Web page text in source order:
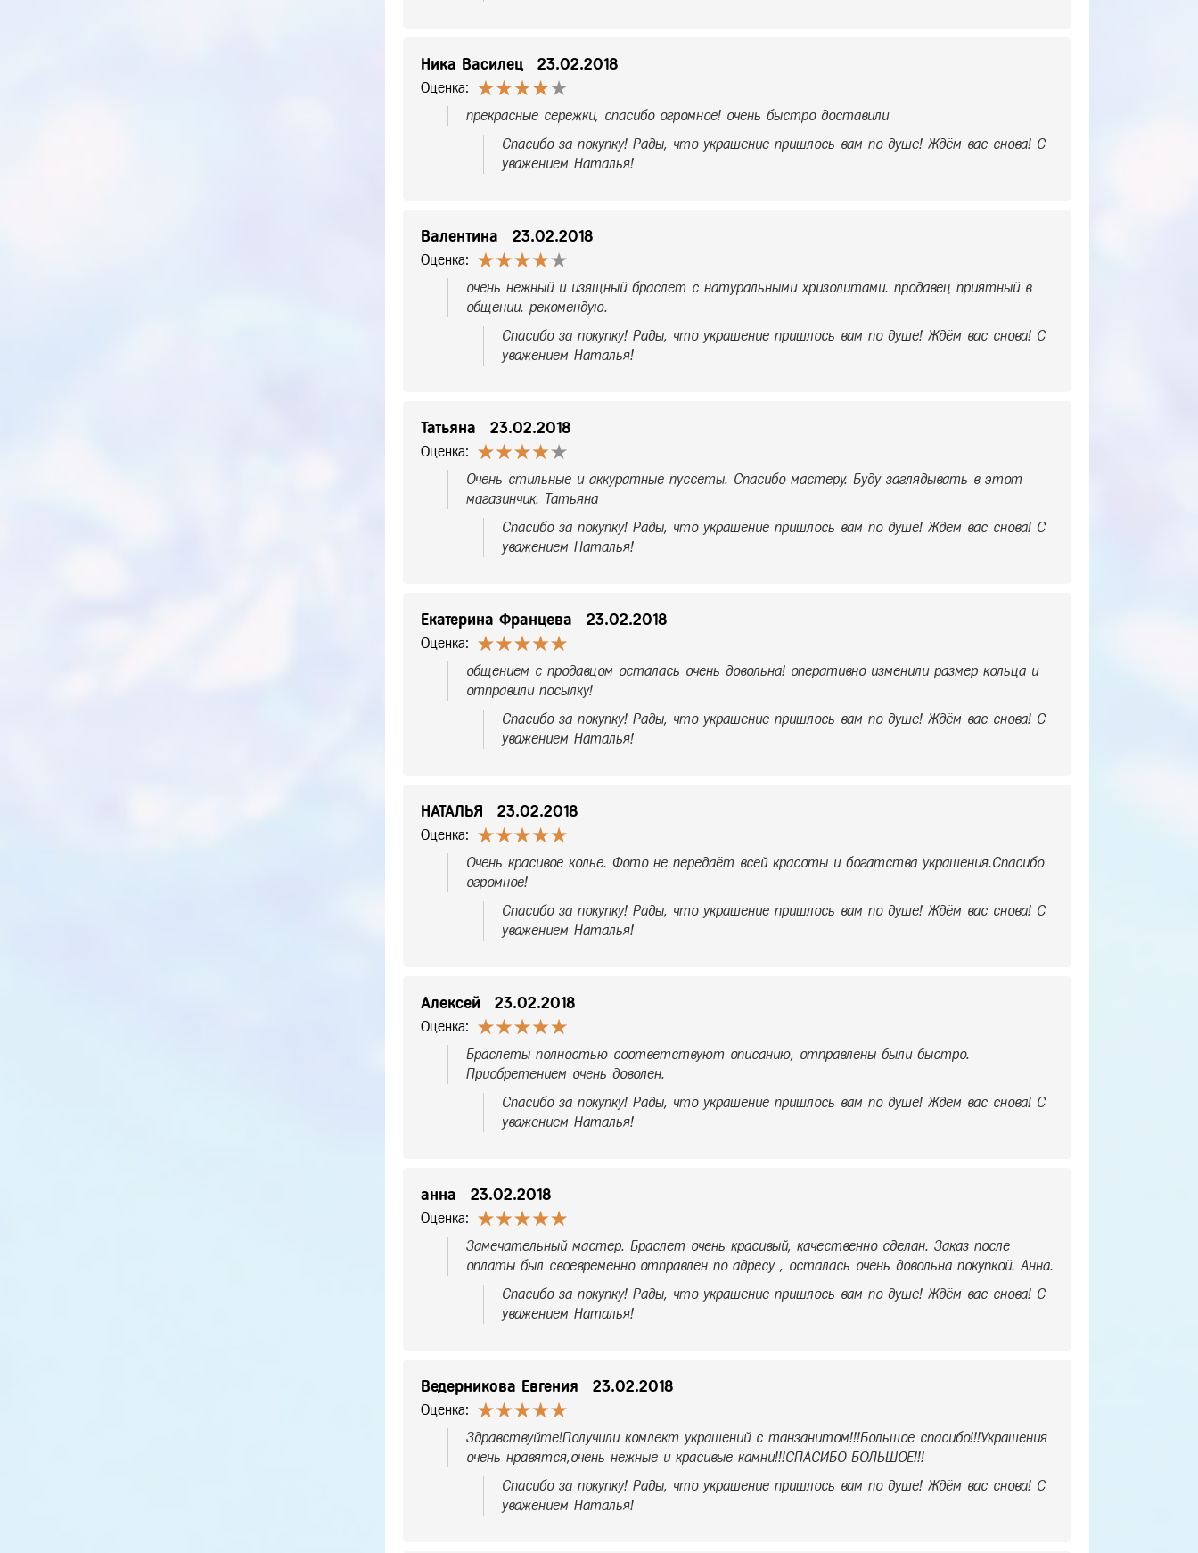
Ника Василец 23.02.2018
Оценка:
прекрасные сережки, спасибо огромное! очень быстро доставили
Спасибо за покупку! Рады, что украшение пришлось вам по душе! Ждём вас снова! С
уважением Наталья!
Валентина 23.02.2018
Оценка:
очень нежный и изящный браслет с натуральными хризолитами. продавец приятный в
общении. рекомендую.
Спасибо за покупку! Рады, что украшение пришлось вам по душе! Ждём вас снова! С
уважением Наталья!
Татьяна 23.02.2018
Оценка:
Очень стильные и аккуратные пуссеты. Спасибо мастеру. Буду заглядывать в этот
магазинчик. Татьяна
Спасибо за покупку! Рады, что украшение пришлось вам по душе! Ждём вас снова! С
уважением Наталья!
Екатерина Францева 23.02.2018
Оценка:
общением с продавцом осталась очень довольна! оперативно изменили размер кольца и
отправили посылку!
Спасибо за покупку! Рады, что украшение пришлось вам по душе! Ждём вас снова! С
уважением Наталья!
НАТАЛЬЯ 23.02.2018
Оценка:
Очень красивое колье. Фото не передаёт всей красоты и богатства украшения.Спасибо
огромное!
Спасибо за покупку! Рады, что украшение пришлось вам по душе! Ждём вас снова! С
уважением Наталья!
Алексей 23.02.2018
Оценка:
Браслеты полностью соответствуют описанию, отправлены были быстро.
Приобретением очень доволен.
Спасибо за покупку! Рады, что украшение пришлось вам по душе! Ждём вас снова! С
уважением Наталья!
анна 23.02.2018
Оценка:
Замечательный мастер. Браслет очень красивый, качественно сделан. Заказ после
оплаты был своевременно отправлен по адресу , осталась очень довольна покупкой. Анна.
Спасибо за покупку! Рады, что украшение пришлось вам по душе! Ждём вас снова! С
уважением Наталья!
Ведерникова Евгения 23.02.2018
Оценка:
Здравствуйте!Получили комлект украшений с танзанитом!!!Большое спасибо!!!Украшения
очень нравятся,очень нежные и красивые камни!!!СПАСИБО БОЛЬШОЕ!!!
Спасибо за покупку! Рады, что украшение пришлось вам по душе! Ждём вас снова! С
уважением Наталья!